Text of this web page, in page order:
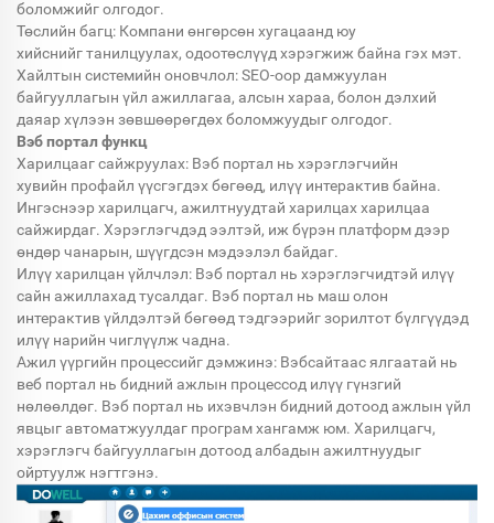
боломжийг олгодог.
Төслийн багц: Компани өнгөрсөн хугацаанд юу
хийснийг танилцуулах, одоотөслүүд хэрэгжиж байна гэх мэт.
Хайлтын системийн оновчлол: SEO-оор дамжуулан
байгууллагын үйл ажиллагаа, алсын хараа, болон дэлхий
даяар хүлээн зөвшөөрөгдөх боломжуудыг олгодог.
Вэб портал функц
Харилцааг сайжруулах: Вэб портал нь хэрэглэгчийн
хувийн профайл үүсгэгдэх бөгөөд, илүү интерактив байна.
Ингэснээр харилцагч, ажилтнуудтай харилцах харилцаа
сайжирдаг. Хэрэглэгчдэд ээлтэй, иж бүрэн платформ дээр
өндөр чанарын, шүүгдсэн мэдээлэл байдаг.
Илүү харилцан үйлчлэл: Вэб портал нь хэрэглэгчидтэй илүү
сайн ажиллахад тусалдаг. Вэб портал нь маш олон
интерактив үйлдэлтэй бөгөөд тэдгээрийг зорилтот бүлгүүдэд
илүү нарийн чиглүүлж чадна.
Ажил үүргийн процессийг дэмжинэ: Вэбсайтаас ялгаатай нь
веб портал нь бидний ажлын процессод илүү гүнзгий
нөлөөлдөг. Вэб портал нь ихэвчлэн бидний дотоод ажлын үйл
явцыг автоматжуулдаг програм хангамж юм. Харилцагч,
хэрэглэгч байгууллагын дотоод албадын ажилтнуудыг
ойртуулж нэгтгэнэ.